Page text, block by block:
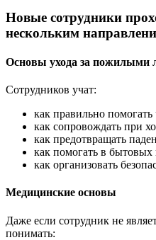
Новые сотрудники
нескольким
Основы ухода за пожилыми
Сотрудников учат:
как правильно помогать
как сопровождать при
как предотвращать
как помогать в бытовых
как организовать
Медицинские основы
Даже если сотрудник не
понимать: